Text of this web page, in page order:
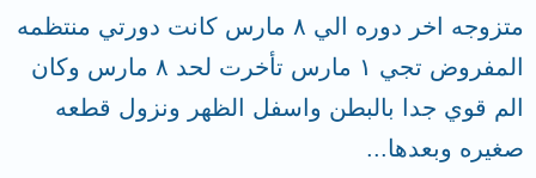
متزوجه اخر دوره الي ٨ مارس كانت دورتي منتظمه
المفروض تجي ١ مارس تأخرت لحد ٨ مارس وكان
الم قوي جدا بالبطن واسفل الظهر ونزول قطعه
صغيره وبعدها...